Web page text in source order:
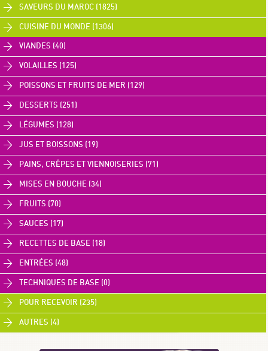
SAVEURS DU MAROC (1825)
CUISINE DU MONDE (1306)
VIANDES (40)
VOLAILLES (125)
POISSONS ET FRUITS DE MER (129)
DESSERTS (251)
LÉGUMES (128)
JUS ET BOISSONS (19)
PAINS, CRÊPES ET VIENNOISERIES (71)
MISES EN BOUCHE (34)
FRUITS (70)
SAUCES (17)
RECETTES DE BASE (18)
ENTRÉES (48)
TECHNIQUES DE BASE (0)
POUR RECEVOIR (235)
AUTRES (4)